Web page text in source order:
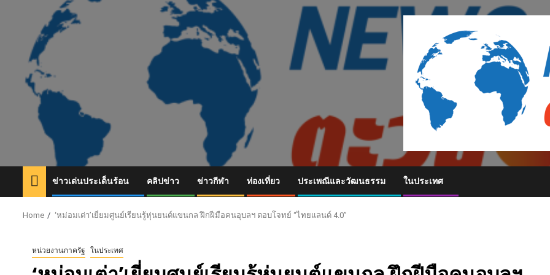
ข่าวเด่นประเด็นร้อน คลิปข่าว ข่าวกีฬา ท่องเที่ยว ประเพณีและวัฒนธรรม ในประเทศ
Home ‘หม่อมเต่า’เยี่ยมศูนย์เรียนรู้หุ่นยนต์แขนกล ฝึกฝีมือคนอุบลฯ ตอบโจทย์ “ไทยแลนด์ 4.0”
หน่วยงานภาครัฐ ในประเทศ